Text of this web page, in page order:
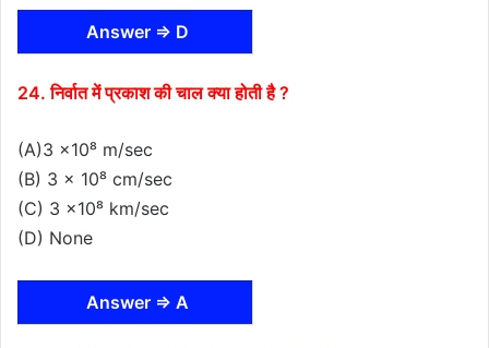
Answer ⇒ D
24. निर्वात में प्रकाश की चाल क्या होती है ?
(A)3 x10⁸ m/sec
(B) 3 x 10⁸ cm/sec
(C) 3 x10⁸ km/sec
(D) None
Answer ⇒ A